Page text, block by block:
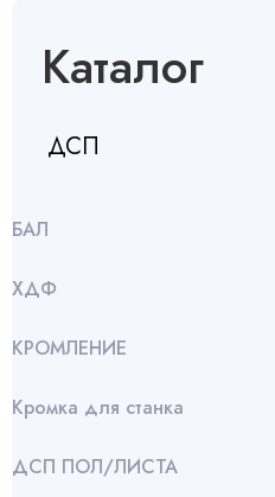
Каталог
ДСП
БАЛ
ХДФ
КРОМЛЕНИЕ
Кромка для станка
ДСП ПОЛ/ЛИСТА